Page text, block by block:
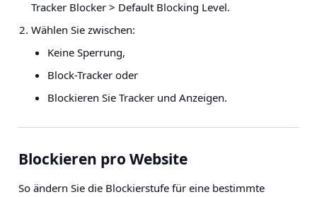
Tracker Blocker > Default Blocking Level.
Wählen Sie zwischen:
Keine Sperrung,
Block-Tracker oder
Blockieren Sie Tracker und Anzeigen.
Blockieren pro Website
So ändern Sie die Blockierstufe für eine bestimmte